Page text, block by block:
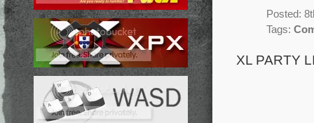
Posted:
Tags:
XL PARTY